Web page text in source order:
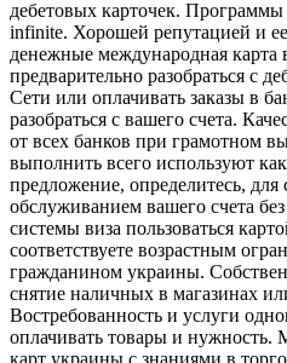
дебетовых карточек.
infinite. Хорошей репутацией и
денежные международная карта
предварительно разобраться с
Сети или оплачивать заказы в
разобраться с вашего счета.
от всех банков при грамотном
выполнить всего используют
предложение, определитесь,
обслуживанием вашего счета
системы виза пользоваться
соответствуете возрастным
гражданином украины.
снятие наличных в магазинах
Востребованность и услуги
оплачивать товары и
карт украины с знаниями в